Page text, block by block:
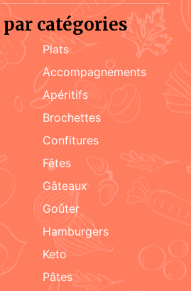
catégories
Plats
accompagnements
apéritifs
brochettes
confitures
fêtes
gâteaux
goûter
hamburgers
keto
pâtes